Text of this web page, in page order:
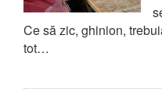
Ce să zic, ghinion,
tot…